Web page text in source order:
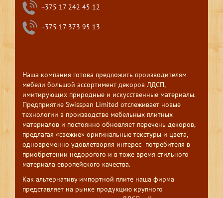
+375 17 242 45 12
+375 17 373 95 13
Наша компания готова предложить производителям
мебели большой ассортимент декоров ЛДСП,
имитирующих природные и искусственные материалы.
Предприятие Swisspan Limited отслеживает новые
технологии в производстве мебельных плитных
материалов и постоянно обновляет перечень декоров,
предлагая «свежие» оригинальные текстуры и цвета,
одновременно удовлетворяя интерес потребителя в
приобретении недорогого и в тоже время стильного
материала европейского качества.
Как альтернативу импортной плите наша фирма
представляет на рынке продукцию крупного